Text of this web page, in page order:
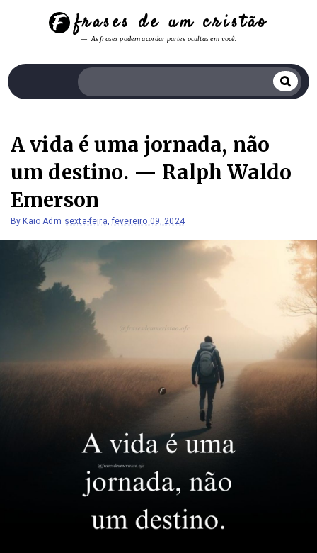
frases de um cristão
As frases podem acordar partes ocultas em você.
A vida é uma jornada, não
um destino. — Ralph Waldo
Emerson
By Kaio Adm sexta-feira, fevereiro 09, 2024